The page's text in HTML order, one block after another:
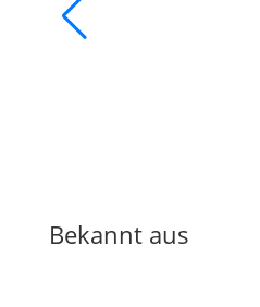
Bekannt aus